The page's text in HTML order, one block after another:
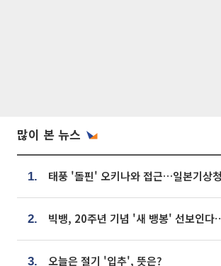
많이 본 뉴스
1.
2.
3. 오늘은 절기 '입추', 뜻은?